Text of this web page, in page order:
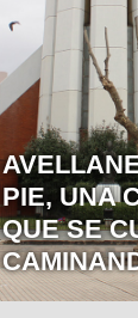
RESERVA
ROBLES:
REFUGIO
NATURAL
ORILLAS
LAGO